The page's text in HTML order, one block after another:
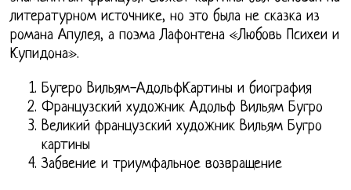
литературном источнике, но это была не сказка из
романа Апулея, а поэма Лафонтена «Любовь Психеи и
Купидона».
Бугеро Вильям-АдольфКартины и биография
Французский художник Адольф Вильям Бугро
Великий французский художник Вильям Бугро
картины
Забвение и триумфальное возвращение